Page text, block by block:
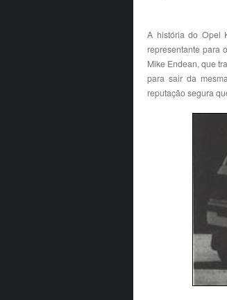
A história do Opel
representante para
Mike Endean, que
para sair da
reputação segura